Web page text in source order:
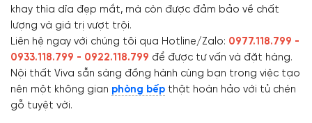
khay thìa dĩa đẹp mắt, mà còn được đảm bảo về chất
lượng và giá trị vượt trội.
Liên hệ ngay với chúng tôi qua Hotline/Zalo: 0977.118.799 -
0933.118.799 - 0922.118.799 để được tư vấn và đặt hàng.
Nội thất Viva sẵn sàng đồng hành cùng bạn trong việc tạo
nên một không gian phòng bếp thật hoàn hảo với tủ chén
gỗ tuyệt vời.